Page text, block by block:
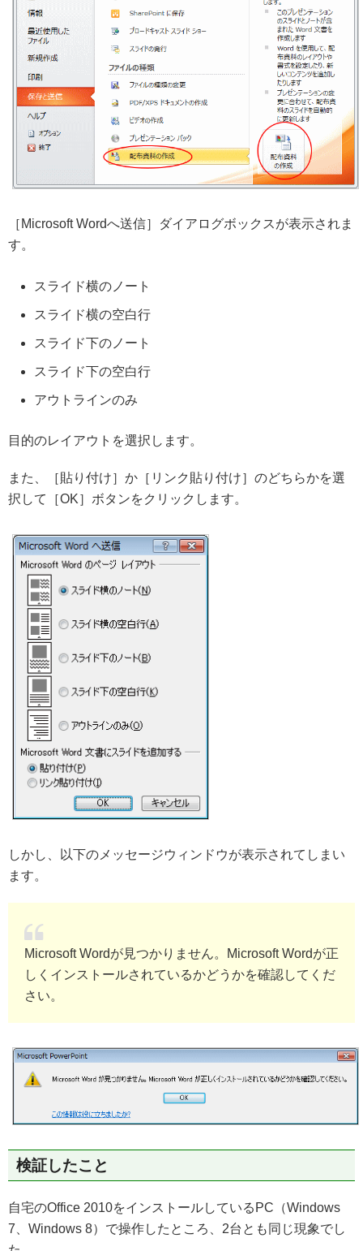
［Microsoft Wordへ送信］ダイアログボックスが表示されま
す。
スライド横のノート
スライド横の空白行
スライド下のノート
スライド下の空白行
アウトラインのみ
目的のレイアウトを選択します。
また、［貼り付け］か［リンク貼り付け］のどちらかを選
択して［OK］ボタンをクリックします。
しかし、以下のメッセージウィンドウが表示されてしまい
ます。
Microsoft Wordが見つかりません。Microsoft Wordが正
しくインストールされているかどうかを確認してくだ
さい。
検証したこと
自宅のOffice 2010をインストールしているPC（Windows
7、Windows 8）で操作したところ、2台とも同じ現象でし